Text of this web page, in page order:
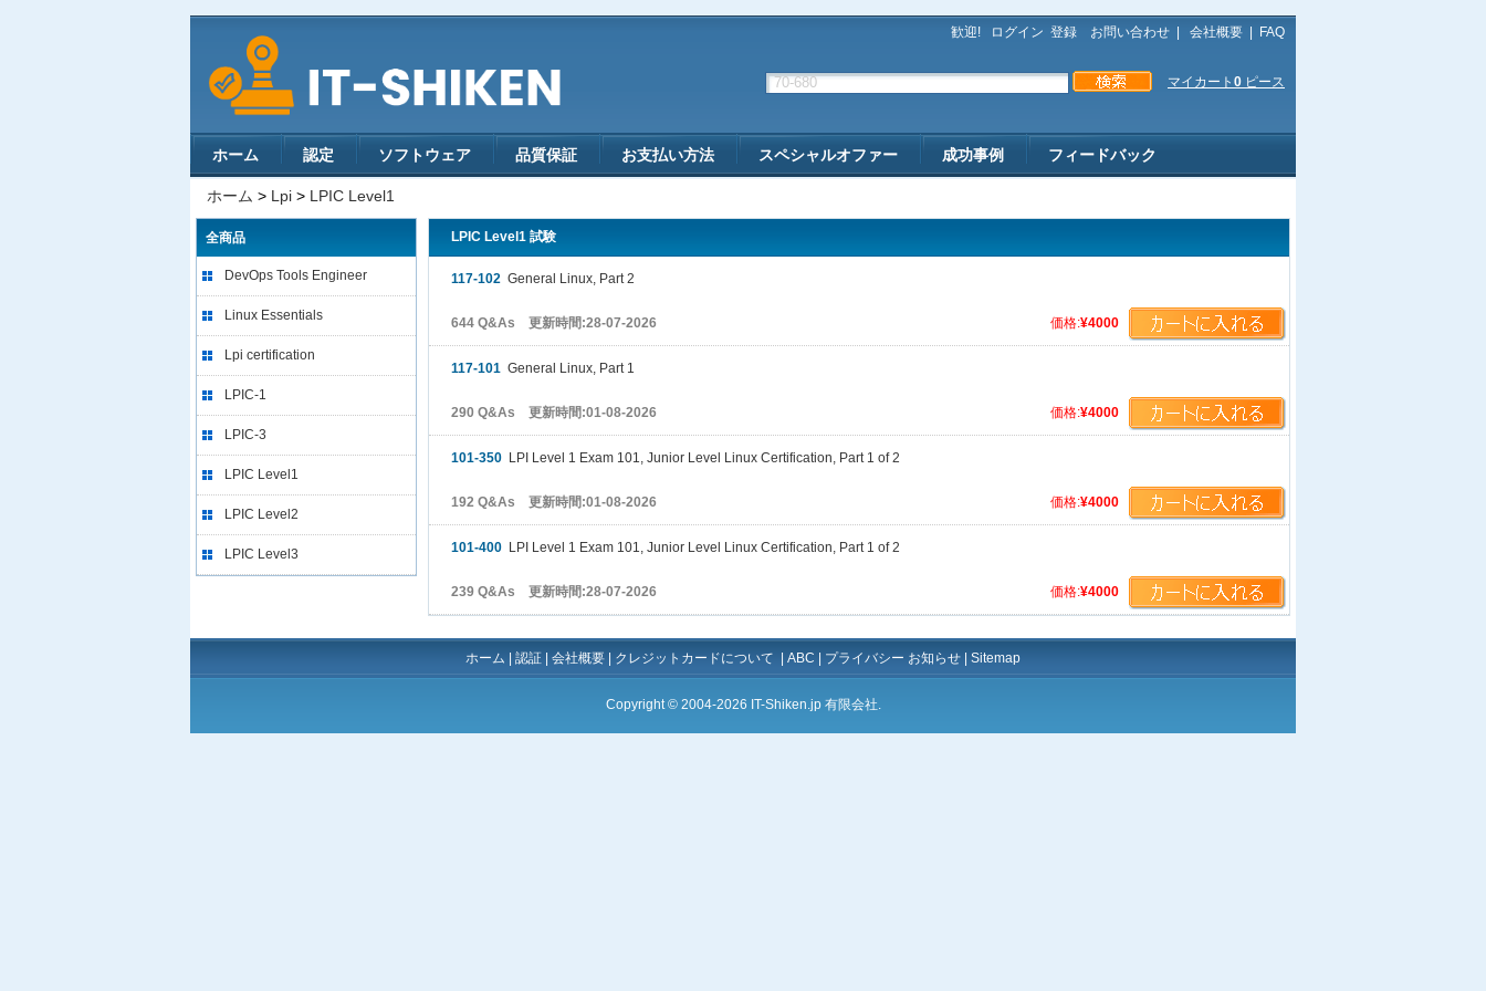
歓迎! ログイン 登録 お問い合わせ 会社概要 FAQ
マイカート 0 ピース
ホーム 認定 ソフトウェア 品質保証 お支払い方法 スペシャルオファー 成功事例 フィードバック
ホーム > Lpi > LPIC Level1
全商品
DevOps Tools Engineer
Linux Essentials
Lpi certification
LPIC-1
LPIC-3
LPIC Level1
LPIC Level2
LPIC Level3
LPIC Level1 試験
117-102 General Linux, Part 2
価格:¥4000
644 Q&As 更新時間:28-07-2026
117-101 General Linux, Part 1
価格:¥4000
290 Q&As 更新時間:01-08-2026
101-350 LPI Level 1 Exam 101, Junior Level Linux Certification, Part 1 of 2
価格:¥4000
192 Q&As 更新時間:01-08-2026
101-400 LPI Level 1 Exam 101, Junior Level Linux Certification, Part 1 of 2
価格:¥4000
239 Q&As 更新時間:28-07-2026
ホーム 認証 会社概要 クレジットカードについて ABC プライバシー お知らせ Sitemap
Copyright © 2004-2026 IT-Shiken.jp 有限会社.